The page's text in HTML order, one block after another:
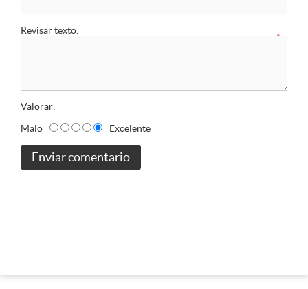
Revisar texto:
*
Valorar:
Malo
Excelente
Enviar comentario